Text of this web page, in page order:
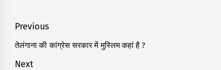
Post
navigation
Previous
Previous
तेलंगाना की कांग्रेस सरकार में मुस्लिम कहां है ?
Next